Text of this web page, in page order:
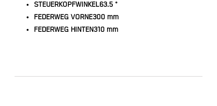
STEUERKOPFWINKEL63.5 °
FEDERWEG VORNE300 mm
FEDERWEG HINTEN310 mm